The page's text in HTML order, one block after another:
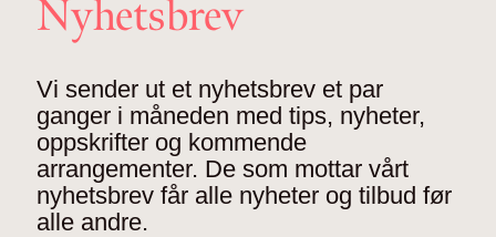
Nyhetsbrev
Vi sender ut et nyhetsbrev et par
ganger i måneden med tips, nyheter,
oppskrifter og kommende
arrangementer. De som mottar vårt
nyhetsbrev får alle nyheter og tilbud før
alle andre.